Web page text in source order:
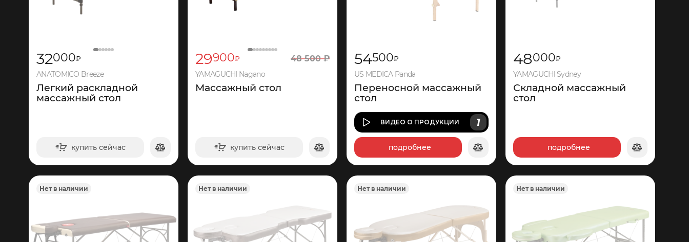
32000₽
ANATOMICO Breeze
Легкий раскладной
массажный стол
купить сейчас
в корзину
960
29900₽ 48 500₽
YAMAGUCHI Nagano
Массажный стол
купить сейчас
в корзину
54500₽
US MEDICA Panda
Переносной массажный
стол
ВИДЕО О ПРОДУКЦИИ 1
подробнее
48000₽
YAMAGUCHI Sydney
Складной массажный
стол
подробнее
Нет в наличии Нет в наличии Нет в наличии Нет в наличии